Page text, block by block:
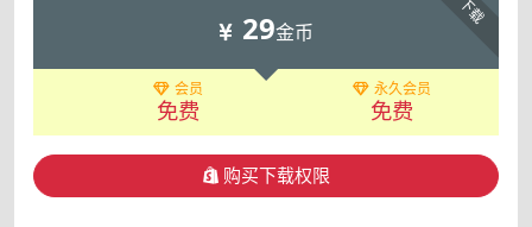
下载
29金币
会员
免费
永久会员
免费
购买下载权限